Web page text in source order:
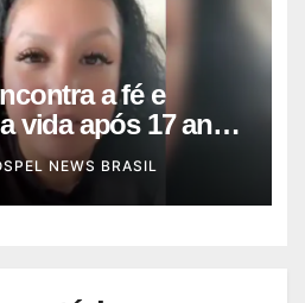
a fé e
vida após 17 anos
NEWS BRASIL